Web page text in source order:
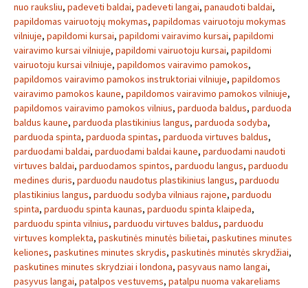
nuo rauksliu, padeveti baldai, padeveti langai, panaudoti baldai,
papildomas vairuotojų mokymas, papildomas vairuotoju mokymas
vilniuje, papildomi kursai, papildomi vairavimo kursai, papildomi
vairavimo kursai vilniuje, papildomi vairuotoju kursai, papildomi
vairuotoju kursai vilniuje, papildomos vairavimo pamokos,
papildomos vairavimo pamokos instruktoriai vilniuje, papildomos
vairavimo pamokos kaune, papildomos vairavimo pamokos vilniuje,
papildomos vairavimo pamokos vilnius, parduoda baldus, parduoda
baldus kaune, parduoda plastikinius langus, parduoda sodyba,
parduoda spinta, parduoda spintas, parduoda virtuves baldus,
parduodami baldai, parduodami baldai kaune, parduodami naudoti
virtuves baldai, parduodamos spintos, parduodu langus, parduodu
medines duris, parduodu naudotus plastikinius langus, parduodu
plastikinius langus, parduodu sodyba vilniaus rajone, parduodu
spinta, parduodu spinta kaunas, parduodu spinta klaipeda,
parduodu spinta vilnius, parduodu virtuves baldus, parduodu
virtuves komplekta, paskutinės minutės bilietai, paskutines minutes
keliones, paskutines minutes skrydis, paskutinės minutės skrydžiai,
paskutines minutes skrydziai i londona, pasyvaus namo langai,
pasyvus langai, patalpos vestuvems, patalpu nuoma vakareliams